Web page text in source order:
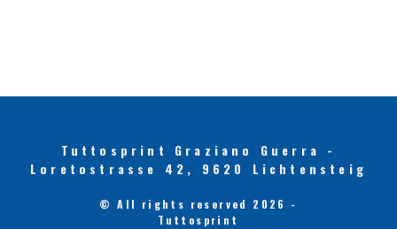
Tuttosprint Graziano Guerra -
Loretostrasse 42, 9620 Lichtensteig
© All rights reserved 2026 -
Tuttosprint